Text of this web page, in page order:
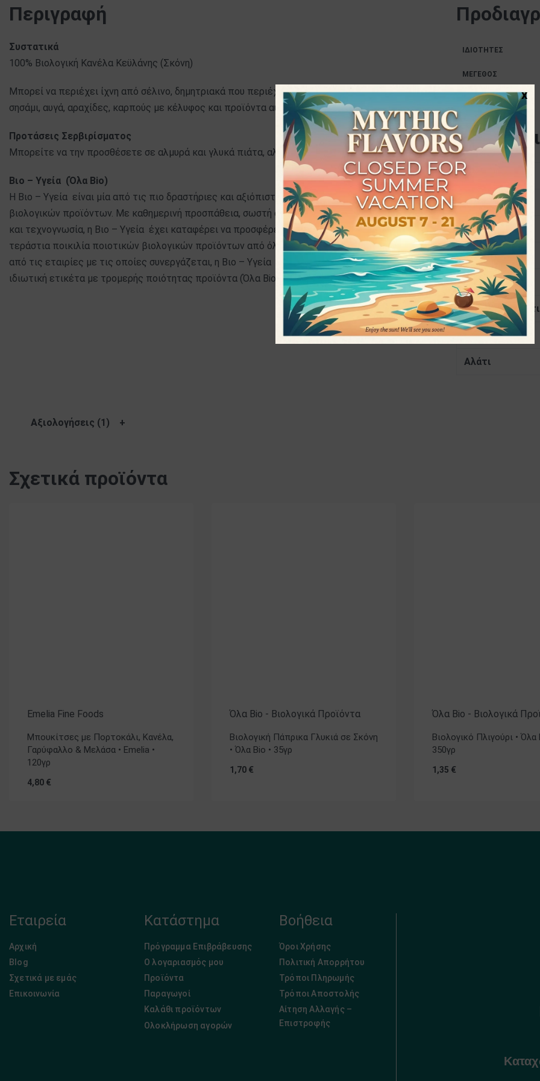
Περιγραφή
Συστατικά
100% Βιολογική Κανέλα Κεϋλάνης (Σκόνη)
Μπορεί να περιέχει ίχνη από σέλινο, δημητριακά που περιέχουν γλουτένη, σόγια, σινάπι, γάλα,
σησάμι, αυγά, αραχίδες, καρπούς με κέλυφος και προϊόντα αυτών.
Προτάσεις Σερβιρίσματος
Μπορείτε να την προσθέσετε σε αλμυρά και γλυκά πιάτα, αλλά και στον καφέ.
Βιο – Υγεία (Όλα Bio)
Η Βιο – Υγεία είναι μία από τις πιο δραστήριες και αξιόπιστες εταιρείες στην ελληνική αγορά
βιολογικών προϊόντων. Με καθημερινή προσπάθεια, σωστή οργάνωση, επιχειρηματικό θάρρος
και τεχνογνωσία, η Βιο – Υγεία έχει καταφέρει να προσφέρει στο καταναλωτικό κοινό
τεράστια ποικιλία ποιοτικών βιολογικών προϊόντων από όλες τις χώρες του κόσμου. Πέρα
από τις εταιρίες με τις οποίες συνεργάζεται, η Βιο – Υγεία έχει δημιουργήσει και δική της
ιδιωτική ετικέτα με τρομερής ποιότητας προϊόντα (Όλα Bio, Efori Gi, Pasta Mania κ.α.)
ΙΔΙΌΤΗΤΕΣ
ΜΈΓΕΘΟΣ
ΠΑΡΑΓΩΓΌΣ
Ενέργεια
Λιπαρά
Κορεσμένα
Υδατάνθρακες
Σάκχαρα
Ολικές
Πρωτεΐνες
Αλάτι
Αξιολογήσεις (1)
Σχετικά προϊόντα
Emelia Fine Foods
Μπουκίτσες με Πορτοκάλι, Κανέλα,
Γαρύφαλλο & Μελάσα • Emelia •
120γρ
4,80 €
Όλα Bio - Βιολογικά Προϊόντα
Βιολογική Πάπρικα Γλυκιά σε Σκόνη
• Όλα Bio • 35γρ
1,70 €
Όλα Bio - Βιολογικά
Βιολογικό Πλιγούρι • Όλα
350γρ
1,35 €
Εταιρεία
Αρχική
Blog
Σχετικά με εμάς
Επικοινωνία
Κατάστημα
Πρόγραμμα Επιβράβευσης
Ο λογαριασμός μου
Προϊόντα
Παραγωγοί
Καλάθι προϊόντων
Ολοκλήρωση αγορών
Βοήθεια
Όροι Χρήσης
Πολιτική Απορρήτου
Τρόποι Πληρωμής
Τρόποι Αποστολής
Αίτηση Αλλαγής –
Επιστροφής
x